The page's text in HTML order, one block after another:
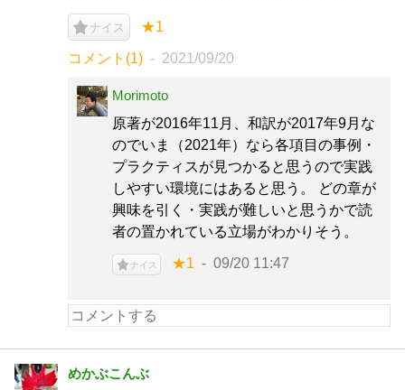
ナイス ★1
コメント(1) 2021/09/20
Morimoto
原著が2016年11月、和訳が2017年9月な
のでいま（2021年）なら各項目の事例・
プラクティスが見つかると思うので実践
しやすい環境にはあると思う。 どの章が
興味を引く・実践が難しいと思うかで読
者の置かれている立場がわかりそう。
ナイス ★1 09/20 11:47
めかぶこんぶ